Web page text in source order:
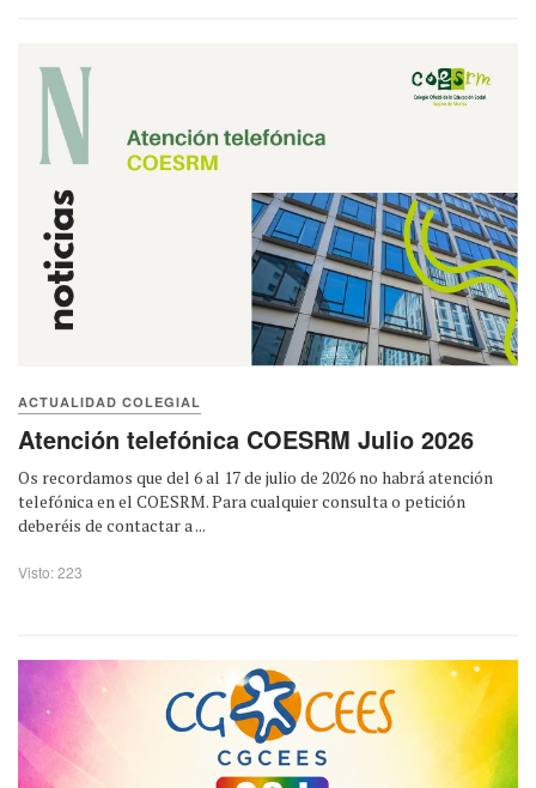
ACTUALIDAD COLEGIAL
Atención telefónica COESRM Julio 2026
Os recordamos que del 6 al 17 de julio de 2026 no habrá atención
telefónica en el COESRM. Para cualquier consulta o petición
deberéis de contactar a ...
Visto: 223